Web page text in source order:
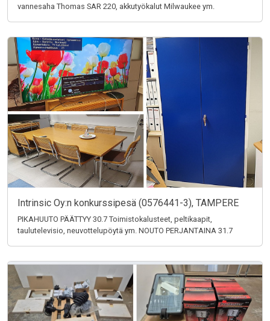
vannesaha Thomas SAR 220, akkutyökalut Milwaukee ym.
Intrinsic Oy:n konkurssipesä (0576441-3), TAMPERE
PIKAHUUTO PÄÄTTYY 30.7 Toimistokalusteet, peltikaapit,
taulutelevisio, neuvottelupöytä ym. NOUTO PERJANTAINA 31.7